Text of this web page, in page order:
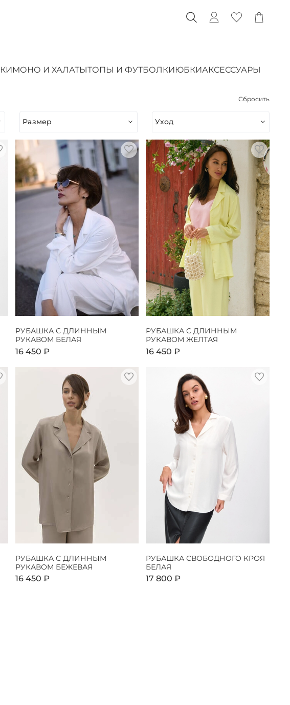
КИМОНО И ХАЛАТЫТОПЫ И ФУТБОЛКИЮБКИАКСЕССУАРЫ
Сбросить
Размер Уход
РУБАШКА С ДЛИННЫМ
РУКАВОМ БЕЛАЯ
16 450 ₽
РУБАШКА С ДЛИННЫМ
РУКАВОМ ЖЕЛТАЯ
16 450 ₽
РУБАШКА С ДЛИННЫМ
РУКАВОМ БЕЖЕВАЯ
16 450 ₽
РУБАШКА СВОБОДНОГО КРОЯ
БЕЛАЯ
17 800 ₽